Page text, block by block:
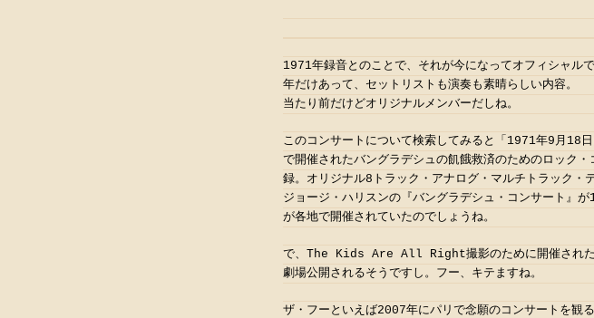
1971年録音とのことで、それが今になってオフィシャ
年だけあって、セットリストも演奏も素晴らしい内容。
当たり前だけどオリジナルメンバーだしね。
このコンサートについて検索してみると「1971年9月18
で開催されたバングラデシュの飢餓救済のためのロック
録。オリジナル8トラック・アナログ・マルチトラック・
ジョージ・ハリスンの『バングラデシュ・コンサート』
が各地で開催されていたのでしょうね。
で、The Kids Are All Right撮影のために開催された
劇場公開されるそうですし。フー、キテますね。
ザ・フーといえば2007年にパリで念願のコンサートを観る